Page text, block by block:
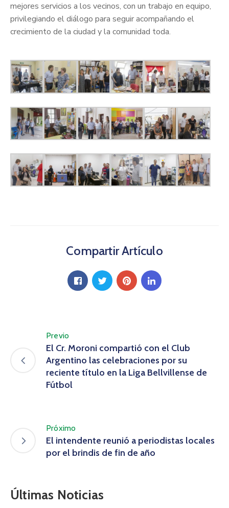
mejores servicios a los vecinos, con un trabajo en equipo,
privilegiando el diálogo para seguir acompañando el
crecimiento de la ciudad y la comunidad toda.
Compartir Artículo
Previo
El Cr. Moroni compartió con el Club
Argentino las celebraciones por su
reciente título en la Liga Bellvillense de
Fútbol
Próximo
El intendente reunió a periodistas locales
por el brindis de fin de año
Últimas Noticias